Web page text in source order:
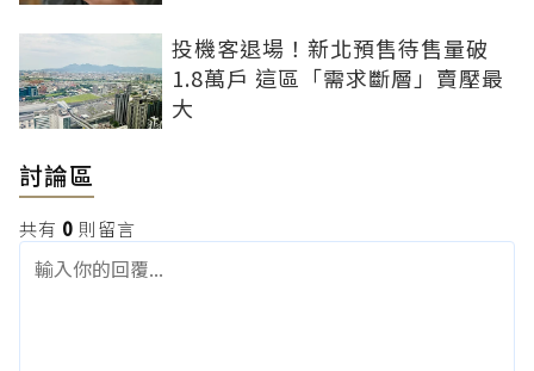
投機客退場！新北預售待售量破
1.8萬戶 這區「需求斷層」賣壓最
大
討論區
共有 0 則留言